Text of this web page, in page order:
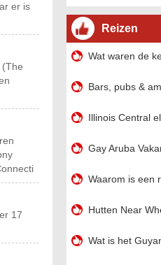
er is
17
Reizen
Wat waren de
Bars, pubs &
Illinois Central
Gay Aruba
Waarom is een
Hutten Near
Wat is het